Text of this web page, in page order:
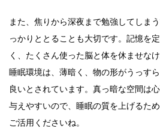
また、焦りから深夜まで勉強してしま
っかりととることも大切です。記憶を
く、たくさん使った脳と体を休ませな
睡眠環境は、薄暗く、物の形がうっす
良いとされています。真っ暗な空間は
与えやすいので、睡眠の質を上げるた
ご活用くださいね。